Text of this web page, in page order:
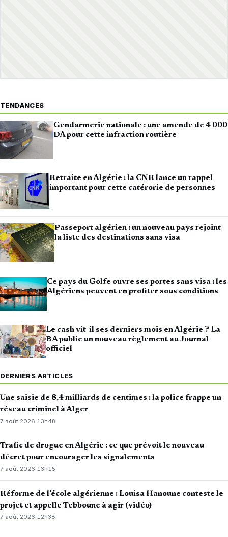
TENDANCES
Gendarmerie nationale : une amende de 4 000
DA pour cette infraction routière
Retraite en Algérie : la CNR lance un rappel
important pour cette catérorie de personnes
Passeport algérien : un nouveau pays rejoint
la liste des destinations sans visa
Ce pays du Golfe ouvre ses portes sans visa : les
Algériens peuvent en profiter sous conditions
Le cash vit-il ses derniers mois en Algérie ? La
BA publie un nouveau règlement au Journal
officiel
DERNIERS ARTICLES
Une saisie de 8,4 milliards de centimes : la police frappe un
réseau criminel à Alger
7 août 2026· 13h48
Trafic de drogue en Algérie : ce que prévoit le nouveau
décret pour encourager les signalements
7 août 2026·13h15
Réforme de l’école algérienne : Louisa Hanoune conteste le
projet et appelle Tebboune à agir (vidéo)
7 août 2026·12h38